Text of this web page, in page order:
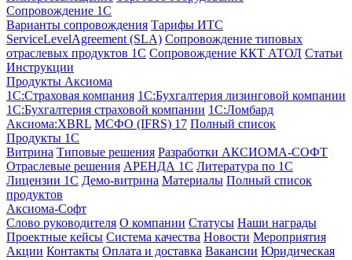
Сопровождение 1С
Варианты сопровождения Тарифы ИТС
ServiceLevelAgreement (SLA) Сопровождение типовых
отраслевых продуктов 1С Сопровождение ККТ АТОЛ Статьи
Инструкции
Продукты Аксиома
1С:Страховая компания 1С:Бухгалтерия лизинговой компании
1С:Бухгалтерия страховой компании 1С:Ломбард
Аксиома:XBRL МСФО (IFRS) 17 Полный список
Продукты 1С
Витрина Типовые решения Разработки АКСИОМА-СОФТ
Отраслевые решения АРЕНДА 1С Литература по 1С
Лицензии 1C Демо-витрина Материалы Полный список
продуктов
Аксиома-Софт
Слово руководителя О компании Статусы Наши награды
Проектные кейсы Система качества Новости Мероприятия
Акции Контакты Оплата и доставка Вакансии Юридическая